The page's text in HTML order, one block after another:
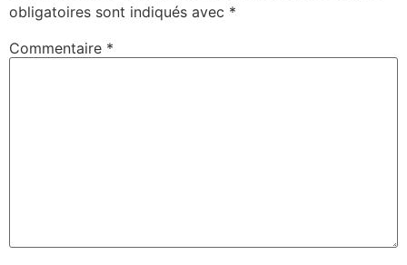
obligatoires sont indiqués avec *
Commentaire *